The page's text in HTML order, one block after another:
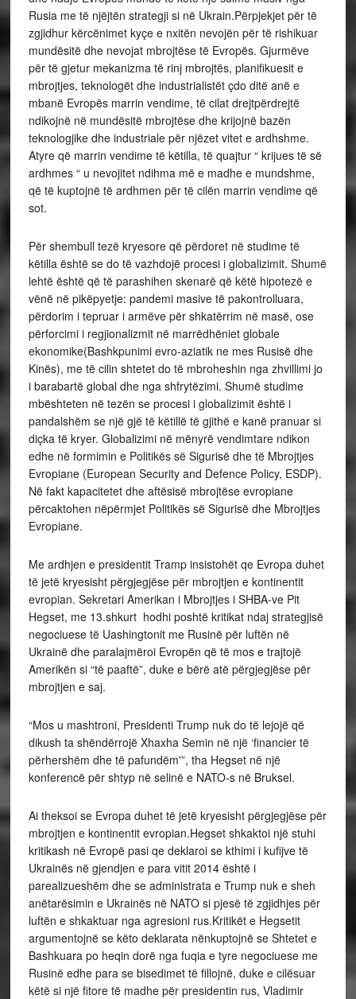
Rusia me të njëjtën strategji si në Ukrain.Përpjekjet për të
zgjidhur kërcënimet kyçe e nxitën nevojën për të rishikuar
mundësitë dhe nevojat mbrojtëse të Evropës. Gjurmëve
për të gjetur mekanizma të rinj mbrojtës, planifikuesit e
mbrojtjes, teknologët dhe industrialistët çdo ditë anë e
mbanë Evropës marrin vendime, të cilat drejtpërdrejtë
ndikojnë në mundësitë mbrojtëse dhe krijojnë bazën
teknologjike dhe industriale për njëzet vitet e ardhshme.
Atyre që marrin vendime të këtilla, të quajtur “ krijues të së
ardhmes “ u nevojitet ndihma më e madhe e mundshme,
që të kuptojnë të ardhmen për të cilën marrin vendime që
sot.
Për shembull tezë kryesore që përdoret në studime të
këtilla është se do të vazhdojë procesi i globalizimit. Shumë
lehtë është që të parashihen skenarë që këtë hipotezë e
vënë në pikëpyetje: pandemi masive të pakontrolluara,
përdorim i tepruar i armëve për shkatërrim në masë, ose
përforcimi i regjionalizmit në marrëdhëniet globale
ekonomike(Bashkpunimi evro-aziatik ne mes Rusisë dhe
Kinës), me të cilin shtetet do të mbroheshin nga zhvillimi jo
i barabartë global dhe nga shfrytëzimi. Shumë studime
mbështeten në tezën se procesi i globalizimit është i
pandalshëm se një gjë të këtillë të gjithë e kanë pranuar si
diçka të kryer. Globalizimi në mënyrë vendimtare ndikon
edhe në formimin e Politikës së Sigurisë dhe të Mbrojtjes
Evropiane (European Security and Defence Policy, ESDP).
Në fakt kapacitetet dhe aftësisë mbrojtëse evropiane
përcaktohen nëpërmjet Politikës së Sigurisë dhe Mbrojtjes
Evropiane.
Me ardhjen e presidentit Tramp insistohët qe Evropa duhet
të jetë kryesisht përgjegjëse për mbrojtjen e kontinentit
evropian. Sekretari Amerikan i Mbrojtjes i SHBA-ve Pit
Hegset, me 13.shkurt hodhi poshtë kritikat ndaj strategjisë
negociuese të Uashingtonit me Rusinë për luftën në
Ukrainë dhe paralajmëroi Evropën që të mos e trajtojë
Amerikën si “të paaftë”, duke e bërë atë përgjegjëse për
mbrojtjen e saj.
“Mos u mashtroni, Presidenti Trump nuk do të lejojë që
dikush ta shëndërrojë Xhaxha Semin në një ‘financier të
përhershëm dhe të pafundëm'”, tha Hegset në një
konferencë për shtyp në selinë e NATO-s në Bruksel.
Ai theksoi se Evropa duhet të jetë kryesisht përgjegjëse për
mbrojtjen e kontinentit evropian.Hegset shkaktoi një stuhi
kritikash në Evropë pasi qe deklaroi se kthimi i kufijve të
Ukrainës në gjendjen e para vitit 2014 është i
parealizueshëm dhe se administrata e Trump nuk e sheh
anëtarësimin e Ukrainës në NATO si pjesë të zgjidhjes për
luftën e shkaktuar nga agresioni rus.Kritikët e Hegsetit
argumentojnë se këto deklarata nënkuptojnë se Shtetet e
Bashkuara po heqin dorë nga fuqia e tyre negociuese me
Rusinë edhe para se bisedimet të fillojnë, duke e cilësuar
këtë si një fitore të madhe për presidentin rus, Vladimir